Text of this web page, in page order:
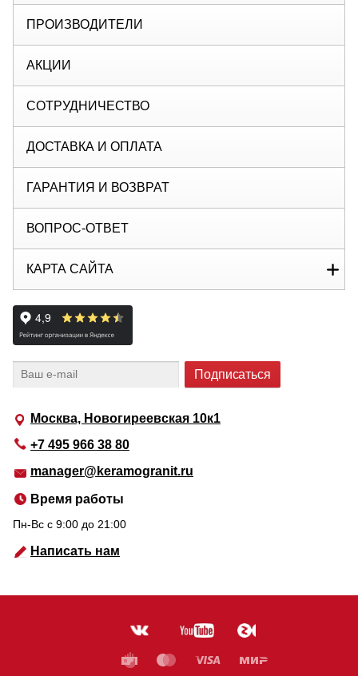
Москва, Новогиреевская 10к1
+7 495 966 38 80
manager@keramogranit.ru
Время работы
Пн-Вс c 9:00 до 21:00
Написать нам
ПРОИЗВОДИТЕЛИ
АКЦИИ
СОТРУДНИЧЕСТВО
ДОСТАВКА И ОПЛАТА
ГАРАНТИЯ И ВОЗВРАТ
ВОПРОС-ОТВЕТ
КАРТА САЙТА